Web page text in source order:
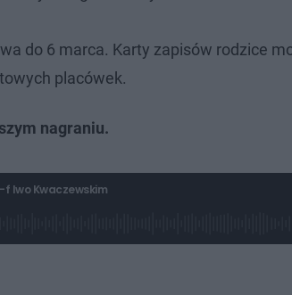
do 6 marca. Karty zapisów rodzice
placówek.
nagraniu.
f Iwo Kwaczewskim